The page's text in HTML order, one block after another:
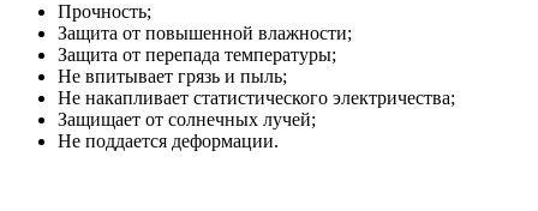
Прочность;
Защита от повышенной влажности;
Защита от перепада температуры;
Не впитывает грязь и пыль;
Не накапливает статистического электричества;
Защищает от солнечных лучей;
Не поддается деформации.